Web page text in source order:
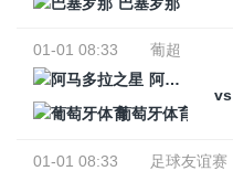
01-01 08:33
葡超
阿马多拉之星
vs
葡萄牙体育
01-01 08:33
足球友谊赛